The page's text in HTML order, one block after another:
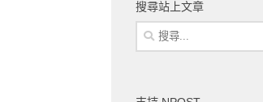
搜尋站上文章
搜
尋